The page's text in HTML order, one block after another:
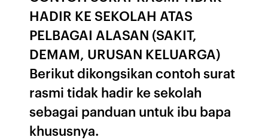
HADIR KE SEKOLAH ATAS
PELBAGAI ALASAN (SAKIT,
DEMAM, URUSAN KELUARGA)
Berikut dikongsikan contoh surat
rasmi tidak hadir ke sekolah
sebagai panduan untuk ibu bapa
khususnya.